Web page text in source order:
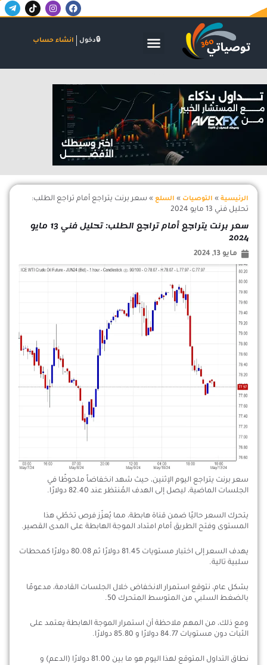
F
a
b
I
n
a
m
T
i
T
e
-
دخول انشاء حساب
الرئيسية » التوصيات » السلع » سعر برنت يتراجع أمام تراجع الطلب:
تحليل فني 13 مايو 2024
سعر برنت يتراجع أمام تراجع الطلب: تحليل فني 13 مايو
2024
مايو 13, 2024
سعر برنت يتراجع اليوم الإثنين، حيث شهد انخفاضاً ملحوظًا في
الجلسات الماضية، ليصل إلى الهدف المُنتظر عند 82.40 دولارًا.
يتحرك السعر حاليًا ضمن قناة هابطة، مما يُعزّز فرص تخطّي هذا
المستوى وفتح الطريق أمام امتداد الموجة الهابطة على المدى القصير.
يهدف السعر إلى اختبار مستويات 81.45 دولارًا ثم 80.08 دولارًا كمحطات
سلبية تالية.
بشكل عام، نتوقع استمرار الانخفاض خلال الجلسات القادمة، مدعومًا
بالضغط السلبي من المتوسط المتحرك 50.
ومع ذلك، من المهم ملاحظة أن استمرار الموجة الهابطة يعتمد على
الثبات دون مستويات 84.77 دولارًا و 85.80 دولارًا.
نطاق التداول المتوقع لهذا اليوم هو ما بين 81.00 دولارًا (الدعم) و